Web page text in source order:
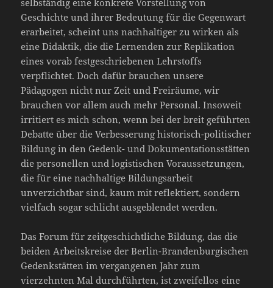
selbständig eine konkrete Vorstellung von
Geschichte und ihrer Bedeutung für die Gegenwart
erarbeitet, scheint uns nachhaltiger zu wirken als
eine Didaktik, die die Lernenden zur Replikation
eines vorab festgeschriebenen Lehrstoffs
verpflichtet. Doch dafür brauchen unsere
Pädagogen nicht nur Zeit und Freiräume, wir
brauchen vor allem auch mehr Personal. Insoweit
irritiert es mich schon, wenn bei der breit geführten
Debatte über die Verbesserung historisch-politischer
Bildung in den Gedenk- und Dokumentationsstätten
die personellen und logistischen Voraussetzungen,
die für eine nachhaltige Bildungsarbeit
unverzichtbar sind, kaum mit reflektiert, sondern
vielfach sogar schlicht ausgeblendet werden.
Das Forum für zeitgeschichtliche Bildung, das die
beiden Arbeitskreise der Berlin-Brandenburgischen
Gedenkstätten im vergangenen Jahr zum
vierzehnten Mal durchführten, ist zweifellos eine